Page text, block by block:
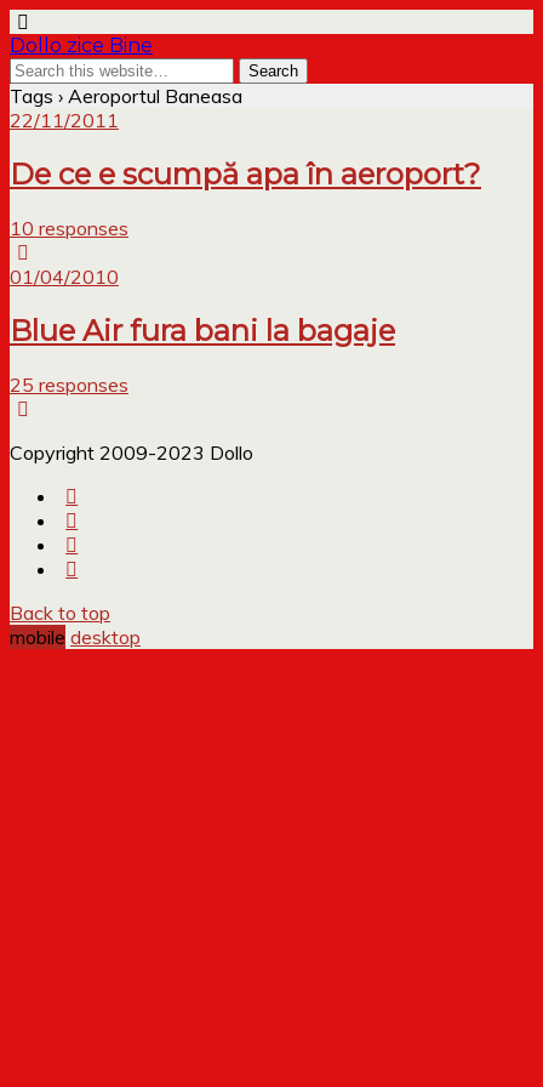
Dollo zice Bine
Tags › Aeroportul Baneasa
22/11/2011
De ce e scumpă apa în aeroport?
10 responses
01/04/2010
Blue Air fura bani la bagaje
25 responses
Copyright 2009-2023 Dollo
Back to top
mobile desktop